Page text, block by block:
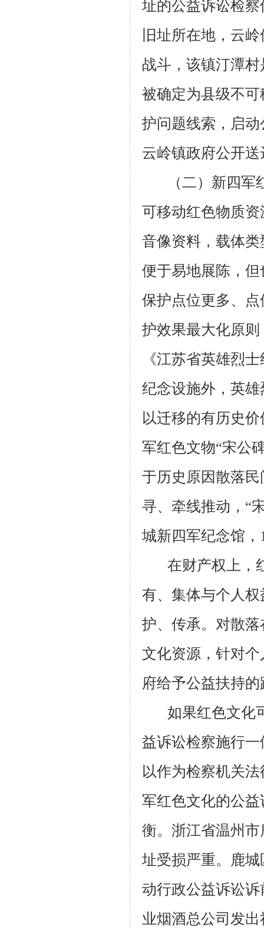
址的公益诉讼检
旧址所在地，云
战斗，该镇汀潭
被确定为县级不
护问题线索，启
云岭镇政府公开
（二）新四
可移动红色物质
音像资料，载体
便于易地展陈，
保护点位更多、
护效果最大化原
《江苏省英雄烈
纪念设施外，英
以迁移的有历史
军红色文物“宋公
于历史原因散落
寻、牵线推动，“
城新四军纪念馆
在财产权上，
有、集体与个人
护、传承。对散
文化资源，针对
府给予公益扶持
如果红色文化
益诉讼检察施行
以作为检察机关
军红色文化的公
衡。浙江省温州
址受损严重。鹿
动行政公益诉讼
业烟酒总公司发